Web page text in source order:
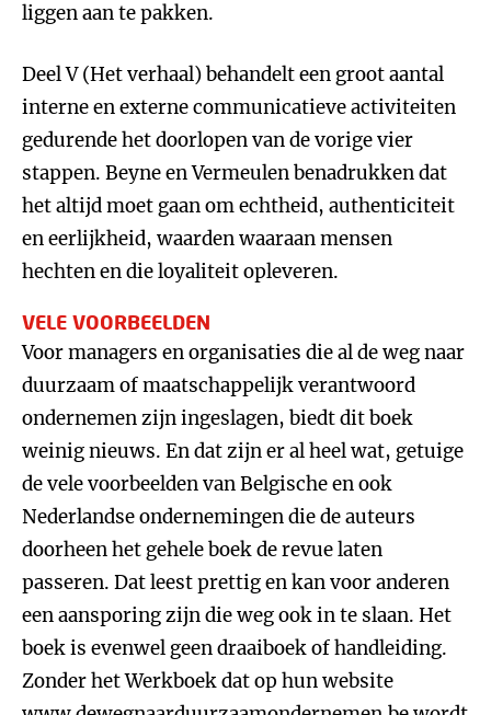
liggen aan te pakken.
Deel V (Het verhaal) behandelt een groot aantal
interne en externe communicatieve activiteiten
gedurende het doorlopen van de vorige vier
stappen. Beyne en Vermeulen benadrukken dat
het altijd moet gaan om echtheid, authenticiteit
en eerlijkheid, waarden waaraan mensen
hechten en die loyaliteit opleveren.
VELE VOORBEELDEN
Voor managers en organisaties die al de weg naar
duurzaam of maatschappelijk verantwoord
ondernemen zijn ingeslagen, biedt dit boek
weinig nieuws. En dat zijn er al heel wat, getuige
de vele voorbeelden van Belgische en ook
Nederlandse ondernemingen die de auteurs
doorheen het gehele boek de revue laten
passeren. Dat leest prettig en kan voor anderen
een aansporing zijn die weg ook in te slaan. Het
boek is evenwel geen draaiboek of handleiding.
Zonder het Werkboek dat op hun website